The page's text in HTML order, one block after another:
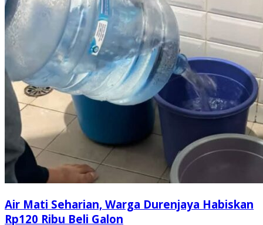
Air Mati Seharian, Warga Durenjaya Habiskan
Rp120 Ribu Beli Galon